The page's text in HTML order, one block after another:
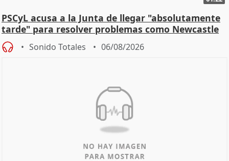
PSCyL acusa a la Junta de llegar "absolutamente
tarde" para resolver problemas como Newcastle
Sonido Totales 06/08/2026